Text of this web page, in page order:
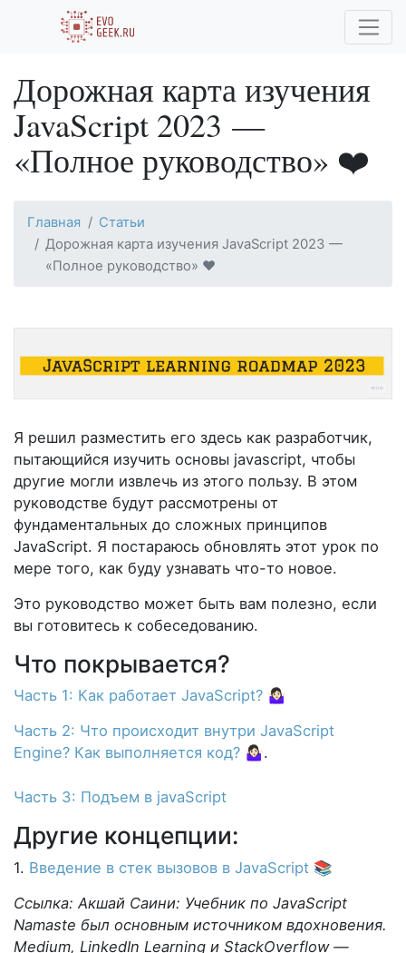
Дорожная карта изучения
JavaScript 2023 —
«Полное руководство» ❤️
Главная
Статьи
Дорожная карта изучения JavaScript 2023 —
«Полное руководство» ❤️
Я решил разместить его здесь как разработчик,
пытающийся изучить основы javascript, чтобы
другие могли извлечь из этого пользу. В этом
руководстве будут рассмотрены от
фундаментальных до сложных принципов
JavaScript. Я постараюсь обновлять этот урок по
мере того, как буду узнавать что-то новое.
Это руководство может быть вам полезно, если
вы готовитесь к собеседованию.
Что покрывается?
Часть 1: Как работает JavaScript? 🤷🏻‍♀️
Часть 2: Что происходит внутри JavaScript
Engine? Как выполняется код? 🤷🏻‍♀️.
Часть 3: Подъем в javaScript
Другие концепции:
1. Введение в стек вызовов в JavaScript 📚
Ссылка: Акшай Саини: Учебник по JavaScript
Namaste был основным источником вдохновения.
Medium, LinkedIn Learning и StackOverflow —